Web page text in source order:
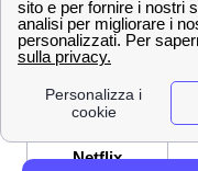
Merone
Super Fibra
Netflix